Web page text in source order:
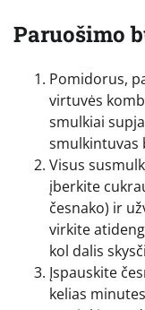
Paruošimo
Pomidorus,
virtuvės
smulkiai
smulkintuvas
Visus
įberkite
česnako) ir
virkite
kol dalis
Įspauskite
kelias